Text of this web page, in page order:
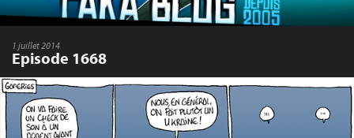
1 juillet 2014
Episode 1668